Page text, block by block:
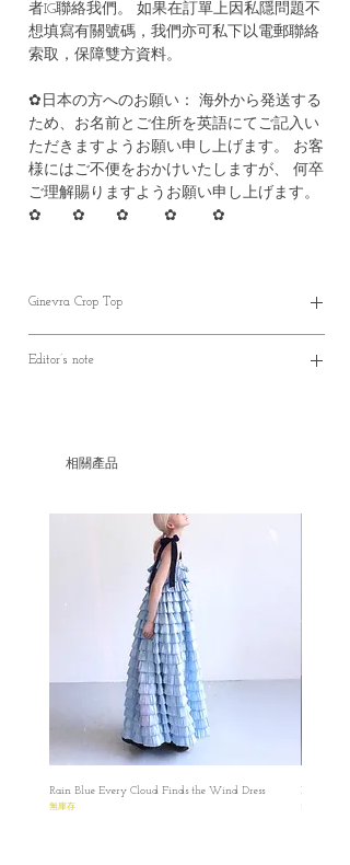
者IG聯絡我們。 如果在訂單上因私隱問題不
想填寫有關號碼，我們亦可私下以電郵聯絡
索取，保障雙方資料。
✿日本の方へのお願い： 海外から発送する
ため、お名前とご住所を英語にてご記入い
ただきますようお願い申し上げます。 お客
様にはご不便をおかけいたしますが、 何卒
ご理解賜りますようお願い申し上げます。
✿ ✿ ✿ ✿ ✿
Ginevra Crop Top
*（製作期約30至40個工作天）
order.Please read the size carefully because every
請慎重考慮尺寸，而且每一件都是逐一製
造，所以尺寸會又少許誤差
Atelier de Charlotte Csasewfara 's Collection
✿ ✿ ✿ ✿ ✿ ✿ ✿ ✿
✿length : 16 cm (except straps)
✿Bust : 80 - 85 cm
✿length : 18cm (except straps)
✿Bust : 85 - 95 cm
圖片是在白光燈之下拍攝的（偏藍），影片
Editor’s note
✿這一款設有三個款式
主要目的設計在搭配的部份！令到整體造型
相關產品
Rain Blue Every Cloud Finds the Wind Dress
無庫存
Ivory
無庫存